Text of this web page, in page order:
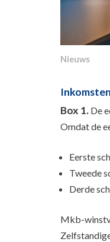
Nieuws
Box 1. De
Omdat de
Eerste
Tweede
Derde
Mkb-